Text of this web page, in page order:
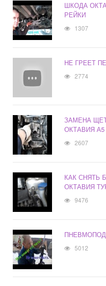
ШКОДА
РЕЙКИ
1307
НЕ ГРЕЕТ
2774
ЗАМЕНА
ОКТАВИЯ А5
2607
КАК СНЯТЬ
ОКТАВИЯ
9476
5012